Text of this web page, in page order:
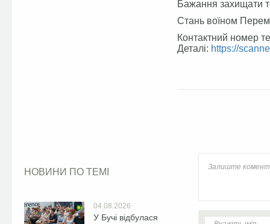
Бажання захищати
Стань воїном
Контактний номер
Деталі: https://
НОВИНИ ПО ТЕМІ
04.08.2026
У Бучі відбулася